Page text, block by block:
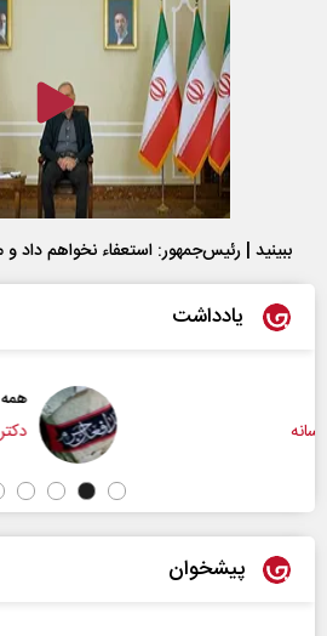
ببینید | رئیس‌جمهور: استعفاء نخواهم داد
یادداشت
همه مدافع حرم هستیم
دکتر حکیمه سقای
پیشخوان